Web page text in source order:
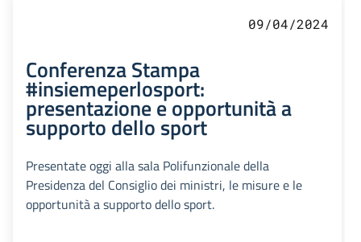
09/04/2024
Conferenza Stampa
#insiemeperlosport:
presentazione e opportunità a
supporto dello sport
Presentate oggi alla sala Polifunzionale della
Presidenza del Consiglio dei ministri, le misure e le
opportunità a supporto dello sport.